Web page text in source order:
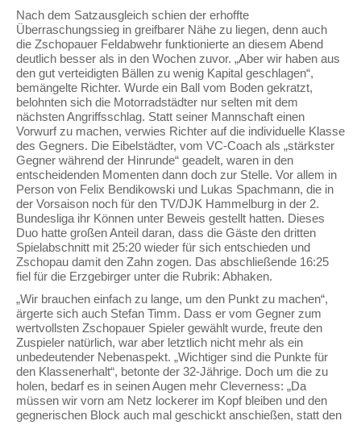
Nach dem Satzausgleich schien der erhoffte
Überraschungssieg in greifbarer Nähe zu liegen, denn auch
die Zschopauer Feldabwehr funktionierte an diesem Abend
deutlich besser als in den Wochen zuvor. „Aber wir haben aus
den gut verteidigten Bällen zu wenig Kapital geschlagen“,
bemängelte Richter. Wurde ein Ball vom Boden gekratzt,
belohnten sich die Motorradstädter nur selten mit dem
nächsten Angriffsschlag. Statt seiner Mannschaft einen
Vorwurf zu machen, verwies Richter auf die individuelle Klasse
des Gegners. Die Eibelstädter, vom VC-Coach als „stärkster
Gegner während der Hinrunde“ geadelt, waren in den
entscheidenden Momenten dann doch zur Stelle. Vor allem in
Person von Felix Bendikowski und Lukas Spachmann, die in
der Vorsaison noch für den TV/DJK Hammelburg in der 2.
Bundesliga ihr Können unter Beweis gestellt hatten. Dieses
Duo hatte großen Anteil daran, dass die Gäste den dritten
Spielabschnitt mit 25:20 wieder für sich entschieden und
Zschopau damit den Zahn zogen. Das abschließende 16:25
fiel für die Erzgebirger unter die Rubrik: Abhaken.
„Wir brauchen einfach zu lange, um den Punkt zu machen“,
ärgerte sich auch Stefan Timm. Dass er vom Gegner zum
wertvollsten Zschopauer Spieler gewählt wurde, freute den
Zuspieler natürlich, war aber letztlich nicht mehr als ein
unbedeutender Nebenaspekt. „Wichtiger sind die Punkte für
den Klassenerhalt“, betonte der 32-Jährige. Doch um die zu
holen, bedarf es in seinen Augen mehr Cleverness: „Da
müssen wir vorn am Netz lockerer im Kopf bleiben und den
gegnerischen Block auch mal geschickt anschießen, statt den